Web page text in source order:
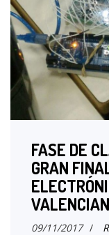
FASE DE
GRAN
09/11/2017 /